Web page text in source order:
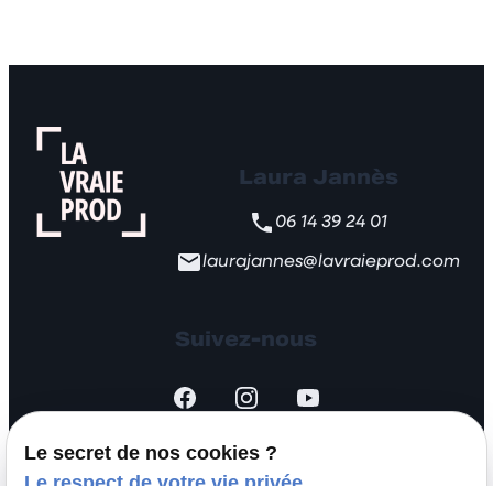
Laura Jannès
06 14 39 24 01
laurajannes@lavraieprod.com
Suivez-nous
Le secret de nos cookies ?